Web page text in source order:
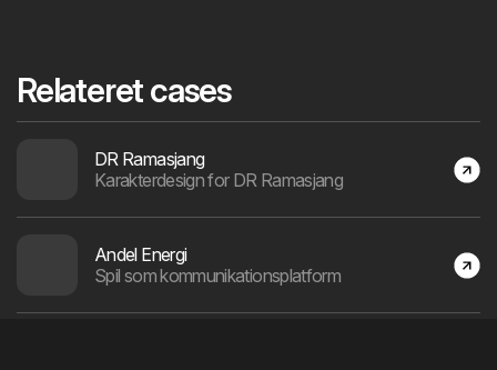
Relateret cases
DR Ramasjang
Karakterdesign for DR Ramasjang
Andel Energi
Spil som kommunikationsplatform
challenge and your
domain knowledge.
We bring design and
technology.